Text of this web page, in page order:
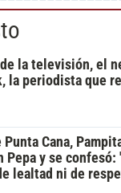
la televisión, el
la periodista que
Punta Cana,
Pepa y se
lealtad ni de